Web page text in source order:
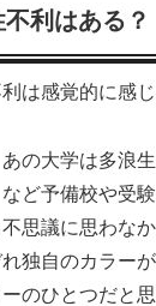
利はある？
は感覚的に感じ
の大学は多浪
ど予備校や受
思議に思わな
独自のカラー
のひとつだと思